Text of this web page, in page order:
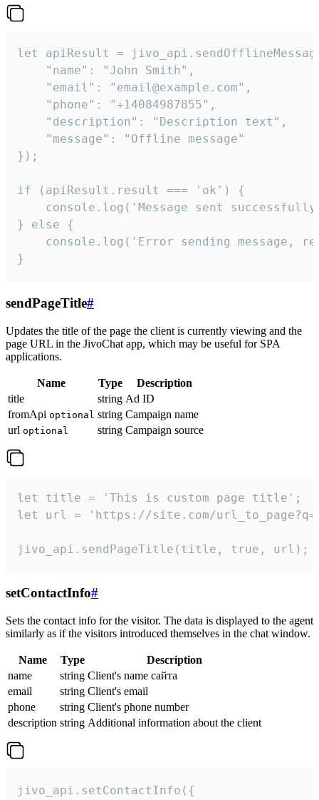
let apiResult =
    "name": "John Smith",
    "email": "email@example.com",
    "phone": "+14084987855",
    "description": "Description text",
    "message": "Offline message"
});
if (apiResult.result === 'ok') {
console.log('Message sent
} else {
console.log('Error sending message,
}
sendPageTitle#
Updates the title of the page the client is currently viewing and the
page URL in the JivoChat app, which may be useful for SPA
applications.
Name Type
Description
title
string Ad ID
fromApi optional string Campaign name
url optional string Campaign source
let title = 'This is custom page title';
let url = 'https://site.com/
jivo_api.sendPageTitle(title, true, url);
setContactInfo#
Sets the contact info for the visitor. The data is displayed to the agent
similarly as if the visitors introduced themselves in the chat window.
Name Type
Description
name
string Client's name сайта
email
string Client's email
phone
string Client's phone number
description string Additional information about the client
jivo_api.setContactInfo({